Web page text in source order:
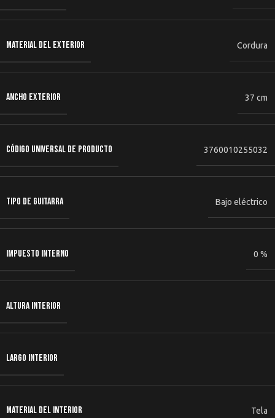
MATERIAL DEL EXTERIOR Cordura
ANCHO EXTERIOR 37 cm
CÓDIGO UNIVERSAL DE PRODUCTO 3760010255032
TIPO DE GUITARRA Bajo eléctrico
IMPUESTO INTERNO 0 %
ALTURA INTERIOR
LARGO INTERIOR
MATERIAL DEL INTERIOR Tela